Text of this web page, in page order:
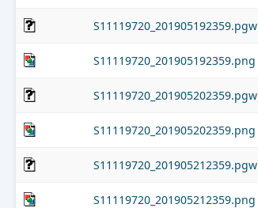
S11119720_201905192359.pgw
S11119720_201905192359.png
S11119720_201905202359.pgw
S11119720_201905202359.png
S11119720_201905212359.pgw
S11119720_201905212359.png